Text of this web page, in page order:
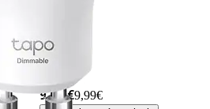
9,99 €9,99€